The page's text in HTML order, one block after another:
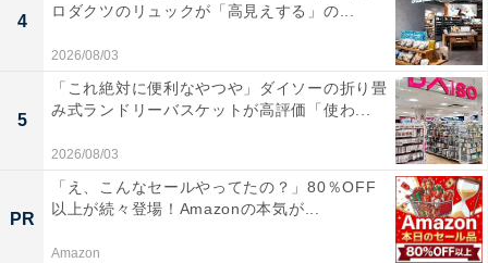
4
ロダクツのリュックが「高見えする」の...
2026/08/03
5
「これ絶対に便利なやつや」ダイソーの折り畳
み式ランドリーバスケットが高評価「使わ...
2026/08/03
PR
「え、こんなセールやってたの？」80％OFF
以上が続々登場！Amazonの本気が...
Amazon